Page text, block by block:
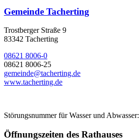
Gemeinde Tacherting
Trostberger Straße 9
83342 Tacherting
08621 8006-0
08621 8006-25
gemeinde@tacherting.de
www.tacherting.de
Störungsnummer für Wasser und
Öffnungszeiten des Rathauses